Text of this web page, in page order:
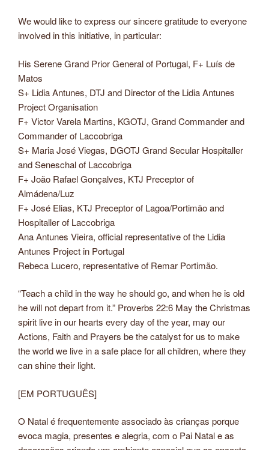
We would like to express our sincere gratitude to everyone
involved in this initiative, in particular:
His Serene Grand Prior General of Portugal, F+ Luís de
Matos
S+ Lidia Antunes, DTJ and Director of the Lidia Antunes
Project Organisation
F+ Victor Varela Martins, KGOTJ, Grand Commander and
Commander of Laccobriga
S+ Maria José Viegas, DGOTJ Grand Secular Hospitaller
and Seneschal of Laccobriga
F+ João Rafael Gonçalves, KTJ Preceptor of
Almádena/Luz
F+ José Elias, KTJ Preceptor of Lagoa/Portimão and
Hospitaller of Laccobriga
Ana Antunes Vieira, official representative of the Lidia
Antunes Project in Portugal
Rebeca Lucero, representative of Remar Portimão.
“Teach a child in the way he should go, and when he is old
he will not depart from it.” Proverbs 22:6 May the Christmas
spirit live in our hearts every day of the year, may our
Actions, Faith and Prayers be the catalyst for us to make
the world we live in a safe place for all children, where they
can shine their light.
[EM PORTUGUÊS]
O Natal é frequentemente associado às crianças porque
evoca magia, presentes e alegria, com o Pai Natal e as